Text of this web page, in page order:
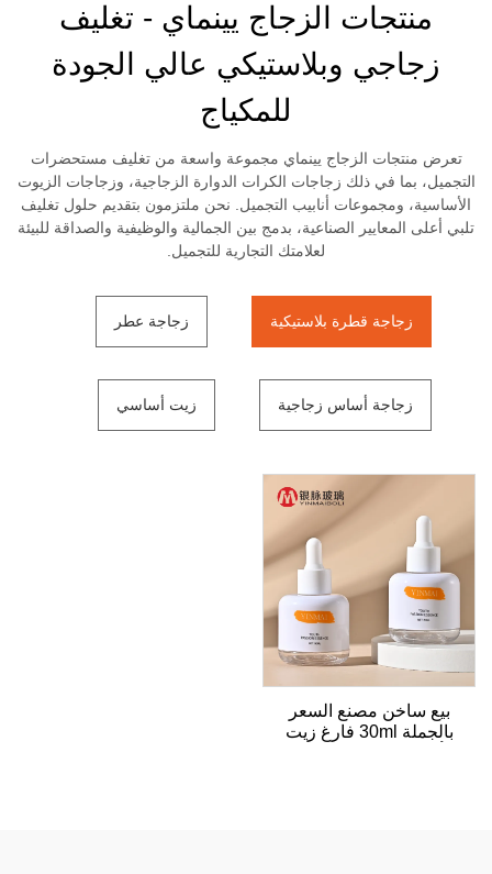
منتجات الزجاج يينماي - تغليف
زجاجي وبلاستيكي عالي الجودة
للمكياج
تعرض منتجات الزجاج يينماي مجموعة واسعة من تغليف مستحضرات
التجميل، بما في ذلك زجاجات الكرات الدوارة الزجاجية، وزجاجات الزيوت
الأساسية، ومجموعات أنابيب التجميل. نحن ملتزمون بتقديم حلول تغليف
تلبي أعلى المعايير الصناعية، بدمج بين الجمالية والوظيفية والصداقة للبيئة
لعلامتك التجارية للتجميل.
زجاجة قطرة بلاستيكية زجاجة عطر
زجاجة أساس زجاجية زيت أساسي
بيع ساخن مصنع السعر
بالجملة 30ml فارغ زيت